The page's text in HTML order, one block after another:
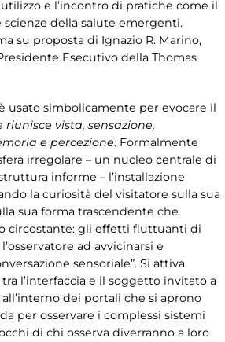
e l’incontro di pratiche come il
della salute emergenti.
su proposta di Ignazio R. Marino,
Esecutivo della Thomas
usato simbolicamente per evocare il
riunisce vista, sensazione,
e percezione. Formalmente
irregolare – un nucleo centrale di
informe – l’installazione
la curiosità del visitatore sulla sua
sua forma trascendente che
circostante: gli effetti fluttuanti di
ad avvicinarsi e
sensoriale”. Si attiva
l’interfaccia e il soggetto invitato a
dei portali che si aprono
per osservare i complessi sistemi
di chi osserva diverranno a loro